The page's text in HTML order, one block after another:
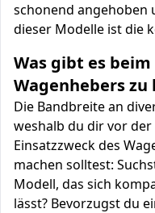
schonend angehoben
dieser Modelle ist die
Was gibt es
Wagenhebers
Die Bandbreite an
weshalb du dir vor
Einsatzzweck des
machen solltest:
Modell, das sich
lässt? Bevorzugst du